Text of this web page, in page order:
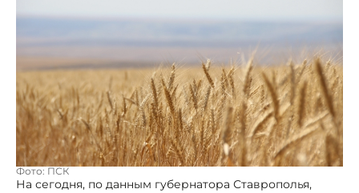
Фото: ПСК
На сегодня, по данным губернатора Ставрополья,